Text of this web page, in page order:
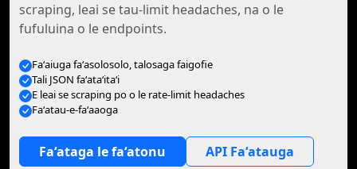
scraping, leai se tau-limit headaches, na o le
fufuluina o le endpoints.
Faʻaiuga faʻasolosolo, talosaga faigofie
Tali JSON faʻataʻitaʻi
E leai se scraping po o le rate-limit headaches
Faʻatau-e-faʻaaoga
Faʻataga le faʻatonu API Faʻatauga